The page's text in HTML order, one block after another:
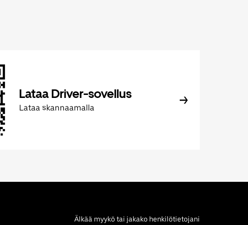
Lataa Driver-sovellus
Lataa skannaamalla
Älkää myykö tai jakako henkilötietojani